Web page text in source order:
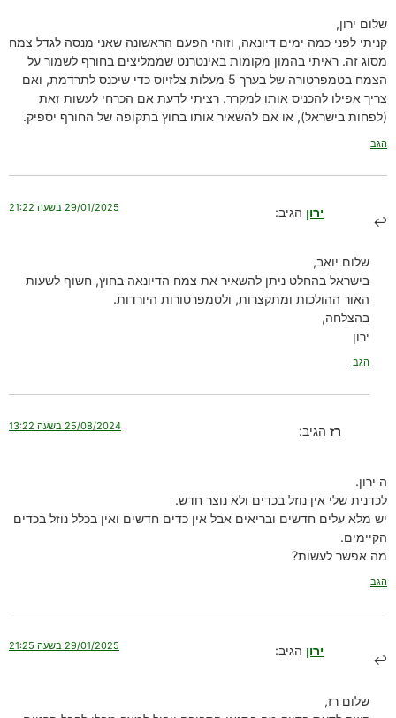
שלום ירון,
קניתי לפני כמה ימים דיונאה, וזוהי הפעם הראשונה שאני מנסה לגדל צמח
מסוג זה. ראיתי בהמון מקומות באינטרנט שממליצים בחורף לשמור על
הצמח בטמפרטורה של בערך 5 מעלות צלזיוס כדי שיכנס לתרדמת, ואם
צריך אפילו להכניס אותו למקרר. רציתי לדעת אם הכרחי לעשות זאת
(לפחות בישראל), או אם להשאיר אותו בחוץ בתקופה של החורף יספיק.
הגב
ירון הגיב: 29/01/2025 בשעה 21:22
שלום יואב,
בישראל בהחלט ניתן להשאיר את צמח הדיונאה בחוץ, חשוף לשעות
האור ההולכות ומתקצרות, ולטמפרטורות היורדות.
בהצלחה,
ירון
הגב
רז הגיב: 25/08/2024 בשעה 13:22
ה ירון.
לכדנית שלי אין נוזל בכדים ולא נוצר חדש.
יש מלא עלים חדשים ובריאים אבל אין כדים חדשים ואין בכלל נוזל בכדים
הקיימים.
מה אפשר לעשות?
הגב
ירון הגיב: 29/01/2025 בשעה 21:25
שלום רז,